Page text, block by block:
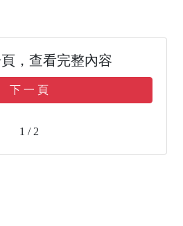
，查看完整內容
下 一 頁
1 / 2